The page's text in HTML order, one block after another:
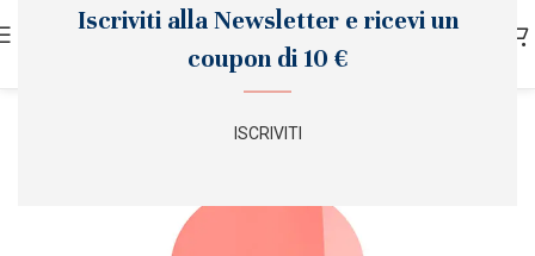
Iscriviti alla Newsletter e ricevi un
coupon di 10 €
ISCRIVITI